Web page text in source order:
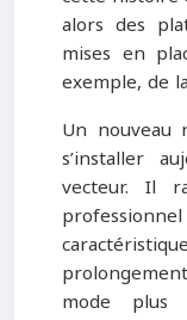
alors des
mises en
exemple, de
Un
s’installer
vecteur. Il
mode